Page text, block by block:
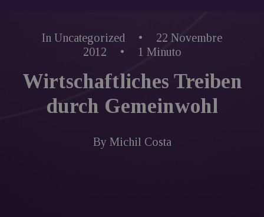
In Uncategorized •
22 Novembre
2012
• 1 Minuto
Wirtschaftliches Treiben
durch Gemeinwohl
By Michil Costa